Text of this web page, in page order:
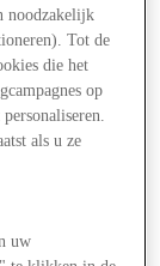
noodzakelijk
Tot de
die het
op
als u ze
uw